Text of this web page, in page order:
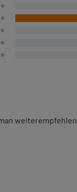
weiterempfehlen.